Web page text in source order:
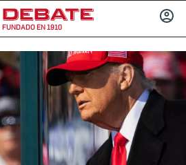
FUNDADO EN 1910